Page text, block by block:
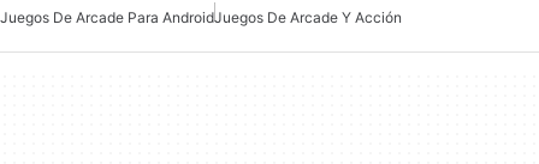
Juegos De Arcade Para AndroidJuegos De Arcade Y Acción